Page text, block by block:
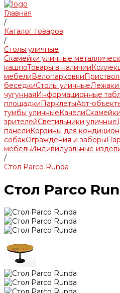
Главная
/
Каталог товаров
/
Столы уличные
Скамейки уличные
кашпоТовары в наличии
мебелиВелопарковки
беседкиСтолы уличныеЛежаки
чугуннаяИнформационные
площадкиПарклетыАрт-
тумбы уличныеКачели
зрителейСветильники уличные
панелиКорзины для
собакОграждения и заборы
мебельИндивидуальные
/
Стол Parco Runda
Стол Parco